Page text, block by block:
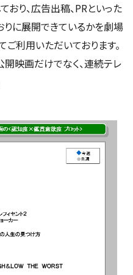
おり、広告出稿、PRといった
に展開できているかを劇場
利用いただいております。
開映画だけでなく、連続テレ